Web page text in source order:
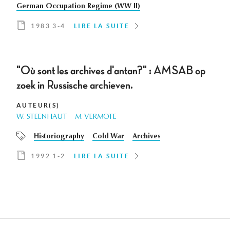
German Occupation Regime (WW II)
1983 3-4 LIRE LA SUITE
"Où sont les archives d'antan?" : AMSAB op
zoek in Russische archieven.
AUTEUR(S)
W. STEENHAUT M. VERMOTE
Historiography Cold War Archives
1992 1-2 LIRE LA SUITE